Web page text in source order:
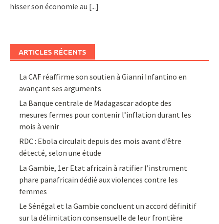
hisser son économie au [...]
ARTICLES RÉCENTS
La CAF réaffirme son soutien à Gianni Infantino en
avançant ses arguments
La Banque centrale de Madagascar adopte des
mesures fermes pour contenir l’inflation durant les
mois à venir
RDC : Ebola circulait depuis des mois avant d’être
détecté, selon une étude
La Gambie, 1er Etat africain à ratifier l’instrument
phare panafricain dédié aux violences contre les
femmes
Le Sénégal et la Gambie concluent un accord définitif
sur la délimitation consensuelle de leur frontière